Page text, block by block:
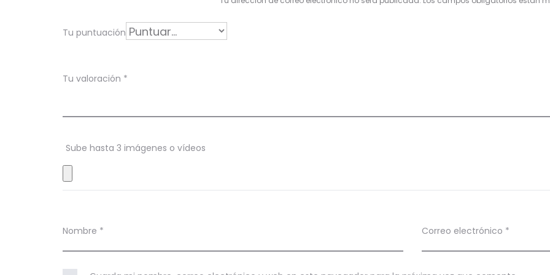
r
c
n
e
Tu puntuación
Tu valoración *
Sube hasta 3 imágenes o vídeos
Nombre * Correo electrónico *